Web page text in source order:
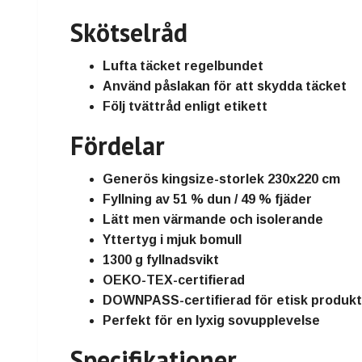
Skötselråd
Lufta täcket regelbundet
Använd påslakan för att skydda täcket
Följ tvättråd enligt etikett
Fördelar
Generös kingsize-storlek 230x220 cm
Fyllning av 51 % dun / 49 % fjäder
Lätt men värmande och isolerande
Yttertyg i mjuk bomull
1300 g fyllnadsvikt
OEKO-TEX-certifierad
DOWNPASS-certifierad för etisk
Perfekt för en lyxig sovupplevelse